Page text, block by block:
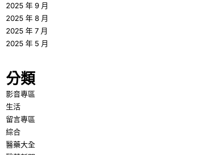
2025 年 9 月
2025 年 8 月
2025 年 7 月
2025 年 5 月
分類
影音專區
生活
留言專區
綜合
醫藥大全